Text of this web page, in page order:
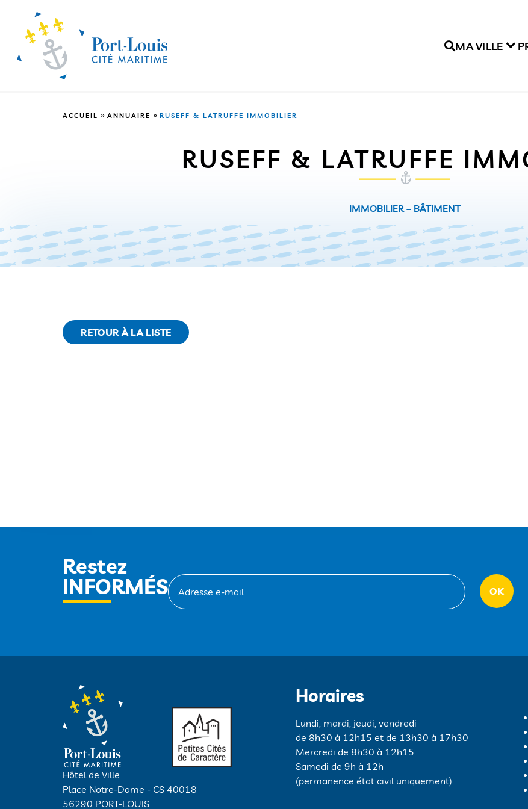
MA VILLE
ACCUEIL » ANNUAIRE » RUSEFF & LATRUFFE IMMOBILIER
RUSEFF & LATRUFFE
IMMOBILIER – BÂTIMENT
RETOUR À LA LISTE
Restez
INFORMÉS
Hôtel de Ville
Place Notre-Dame - CS 40018
56290 PORT-LOUIS
Horaires
Lundi, mardi, jeudi, vendredi
de 8h30 à 12h15 et de 13h30 à 17h30
Mercredi de 8h30 à 12h15
Samedi de 9h à 12h
(permanence état civil uniquement)